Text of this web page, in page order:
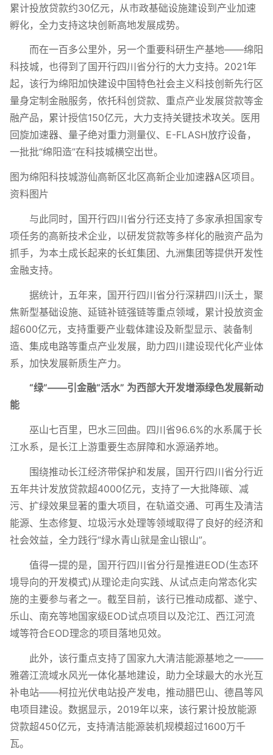
累计投放贷款约30亿元，从市政基础设施建设到产业加速
孵化，全力支持这块创新高地发展成势。
而在一百多公里外，另一个重要科研生产基地——绵阳
科技城，也得到了国开行四川省分行的大力支持。2021年
起，该行为绵阳加快建设中国特色社会主义科技创新先行区
量身定制金融服务，依托科创贷款、重点产业发展贷款等金
融产品，累计授信150亿元，大力支持关键技术攻关。医用
回旋加速器、量子绝对重力测量仪、E-FLASH放疗设备，
一批批“绵阳造”在科技城横空出世。
图为绵阳科技城游仙高新区北区高新企业加速器A区项目。
资料图片
与此同时，国开行四川省分行还支持了多家承担国家专
项任务的高新技术企业，以研发贷款等多样化的融资产品为
抓手，为本土成长起来的长虹集团、九洲集团等提供开发性
金融支持。
据统计，五年来，国开行四川省分行深耕四川沃土，聚
焦新型基础设施、延链补链强链等重点领域，累计投放资金
超600亿元，支持重要产业载体建设及新型显示、装备制
造、集成电路等重点产业发展，助力四川建设现代化产业体
系，加快发展新质生产力。
“绿”——引金融“活水” 为西部大开发增添绿色发展新动
能
巫山七百里，巴水三回曲。四川省96.6%的水系属于长
江水系，是长江上游重要生态屏障和水源涵养地。
围绕推动长江经济带保护和发展，国开行四川省分行近
五年共计发放贷款超4000亿元，支持了一大批降碳、减
污、扩绿效果显著的重大项目，在轨道交通、可再生及清洁
能源、生态修复、垃圾污水处理等领域取得了良好的经济和
社会效益，全力践行“绿水青山就是金山银山”。
值得一提的是，国开行四川省分行是推进EOD(生态环
境导向的开发模式)从理论走向实践、从试点走向常态化实
施的主要参与者之一。截至目前，该行已推动成都、遂宁、
乐山、南充等地国家级EOD试点项目以及沱江、西江河流
域等符合EOD理念的项目落地见效。
此外，该行重点支持了国家九大清洁能源基地之一——
雅砻江流域水风光一体化基地建设，助力全球最大的水光互
补电站——柯拉光伏电站投产发电，推动腊巴山、德昌等风
电项目建设。数据显示，2019年以来，该行累计投放能源
贷款超450亿元，支持清洁能源装机规模超过1600万千
瓦。